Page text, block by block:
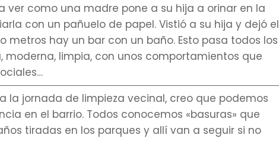
ver como una madre pone a su hija a orinar en la
con un pañuelo de papel. Vistió a su hija y dejó el
metros hay un bar con un baño. Esto pasa todos los
moderna, limpia, con unos comportamientos que
la jornada de limpieza vecinal, creo que podemos
en el barrio. Todos conocemos «basuras» que
tiradas en los parques y allí van a seguir si no